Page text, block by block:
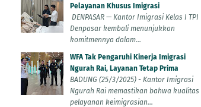
Pelayanan Khusus Imigrasi
DENPASAR — Kantor Imigrasi Kelas I TPI
Denpasar kembali menunjukkan
komitmennya dalam...
WFA Tak Pengaruhi Kinerja Imigrasi
Ngurah Rai, Layanan Tetap Prima
BADUNG (25/3/2025) - Kantor Imigrasi
Ngurah Rai memastikan bahwa kualitas
pelayanan keimigrasian...